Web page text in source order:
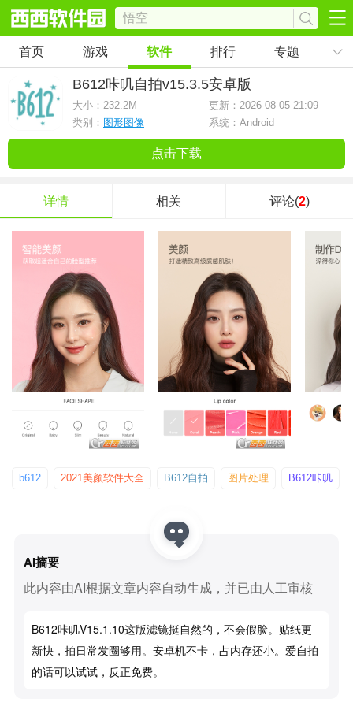
首页 游戏 软件 排行 专题
B612咔叽自拍v15.3.5安卓版
大小： 232.2M
更新：2026-08-05 21:09
类别： 图形图像 系统：Android
点击下载
详情 相关 评论(2)
b612 2021美颜软件大全 B612自拍 图片处理 B612咔叽
AI摘要
此内容由AI根据文章内容自动生成，并已由人工审核
B612咔叽v15.1.10这版滤镜挺自然的，不会假脸。贴纸更
新快，拍日常发圈够用。安卓机不卡，占内存还小。爱自拍
的话可以试试，反正免费。